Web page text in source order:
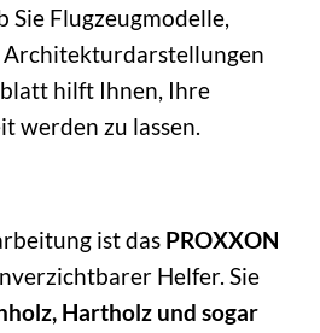
Sie Flugzeugmodelle,
Architekturdarstellungen
hilft Ihnen, Ihre
werden zu lassen.
ist das PROXXON
Helfer. Sie
Hartholz und sogar